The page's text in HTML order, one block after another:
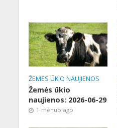
ŽEMĖS ŪKIO NAUJIENOS
Žemės ūkio
naujienos: 2026-06-29
1 mėnuo ago